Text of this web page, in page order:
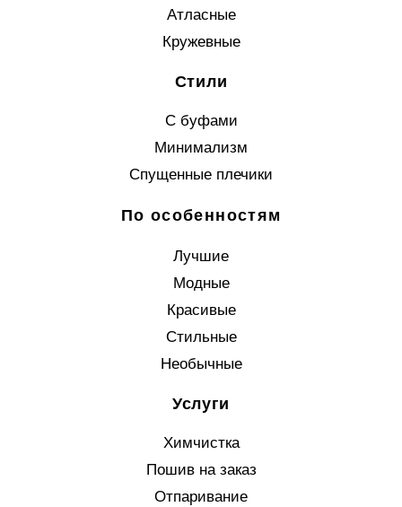
Атласные
Кружевные
Стили
С буфами
Минимализм
Спущенные плечики
По особенностям
Лучшие
Модные
Красивые
Стильные
Необычные
Услуги
Химчистка
Пошив на заказ
Отпаривание